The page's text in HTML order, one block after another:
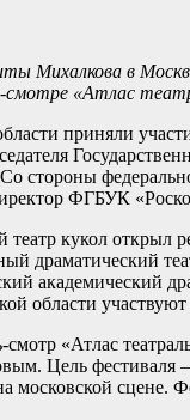
Михалкова в
смотре «Атлас
приняли
стороны
ФГБУК
театр кукол открыл
драматический
академический
области участвуют
смотр «Атлас
Цель фестиваля –
московской